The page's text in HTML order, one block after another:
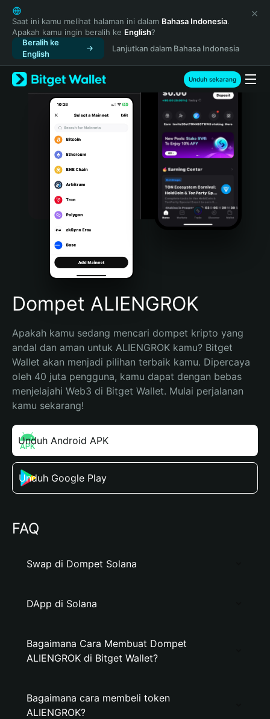
English
日本語
Tiếng Việt
Русский
Español (Latinoamérica)
Türkçe
Italiano
Português (Portugal)
Bahasa Indonesia
Português (Brasil)
Español (Argentina)
Saat ini kamu melihat halaman ini dalam Bahasa Indonesia.
Apakah kamu ingin beralih ke English?
Beralih ke
English
Lanjutkan dalam Bahasa Indonesia
Unduh sekarang
Dompet ALIENGROK
Apakah kamu sedang mencari dompet kripto yang
andal dan aman untuk ALIENGROK kamu? Bitget
Wallet akan menjadi pilihan terbaik kamu. Dipercaya
oleh 40 juta pengguna, kamu dapat dengan bebas
menjelajahi Web3 di Bitget Wallet. Mulai perjalanan
kamu sekarang!
Unduh Android APK
Unduh Google Play
FAQ
Swap di Dompet Solana
DApp di Solana
Bagaimana Cara Membuat Dompet
ALIENGROK di Bitget Wallet?
Bagaimana cara membeli token
ALIENGROK?